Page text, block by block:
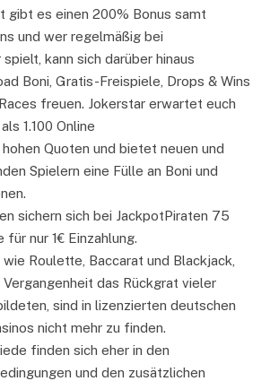
gibt es einen 200% Bonus samt
und wer regelmäßig bei
spielt, kann sich darüber hinaus
Boni, Gratis-Freispiele, Drops & Wins
freuen. Jokerstar erwartet euch
1.100 Online
Quoten und bietet neuen und
Spielern eine Fülle an Boni und
sichern sich bei JackpotPiraten 75
für nur 1€ Einzahlung.
Roulette, Baccarat und Blackjack,
Vergangenheit das Rückgrat vieler
sind in lizenzierten deutschen
nicht mehr zu finden.
finden sich eher in den
und den zusätzlichen